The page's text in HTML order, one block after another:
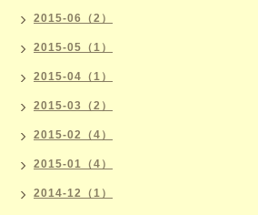
2015-06（2）
2015-05（1）
2015-04（1）
2015-03（2）
2015-02（4）
2015-01（4）
2014-12（1）